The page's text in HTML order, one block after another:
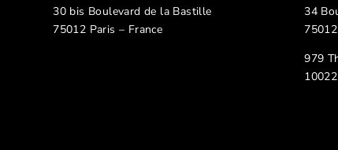
30 bis Boulevard de la Bastille
75012 Paris – France
34
979